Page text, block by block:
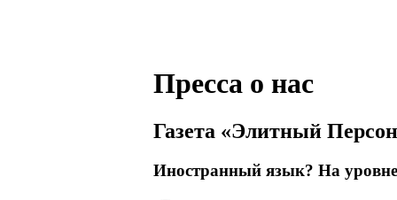
Пресса о нас
Газета «Элитный
Иностранный язык? На